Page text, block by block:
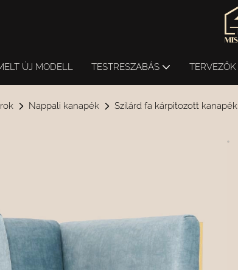
ÚJ MODELL TESTRESZABÁS TERVEZŐK
Nappali kanapék Szilárd fa kárpitozott kanapék